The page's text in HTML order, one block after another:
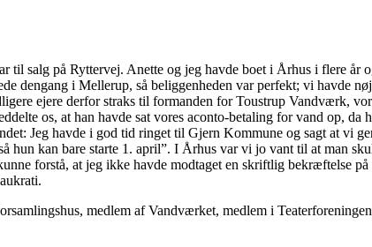
til salg på Ryttervej. Anette og jeg havde boet i Århus i flere år
dengang i Mellerup, så beliggenheden var perfekt; vi havde
ejere derfor straks til formanden for Toustrup Vandværk,
os, at han havde sat vores aconto-betaling for vand op, da
Jeg havde i god tid ringet til Gjern Kommune og sagt at vi
kan bare starte 1. april”. I Århus var vi jo vant til at man
forstå, at jeg ikke havde modtaget en skriftlig bekræftelse
medlem af Vandværket, medlem i